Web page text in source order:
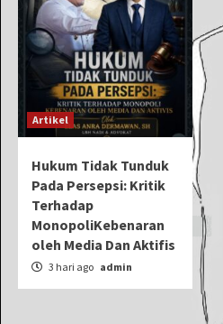
Artikel
Hukum Tidak Tunduk
Pada Persepsi: Kritik
Terhadap
MonopoliKebenaran
oleh Media Dan Aktifis
3 hari ago admin